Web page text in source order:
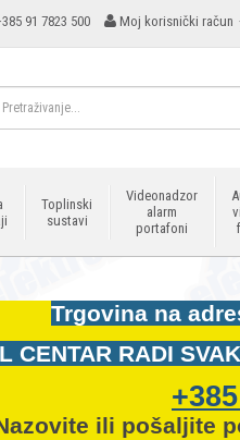
91 7823 500 Moj korisnički račun
Toplinski
sustavi
Videonadzor
alarm
portafoni
Trgovina na
CENTAR RADI
ili pošaljite